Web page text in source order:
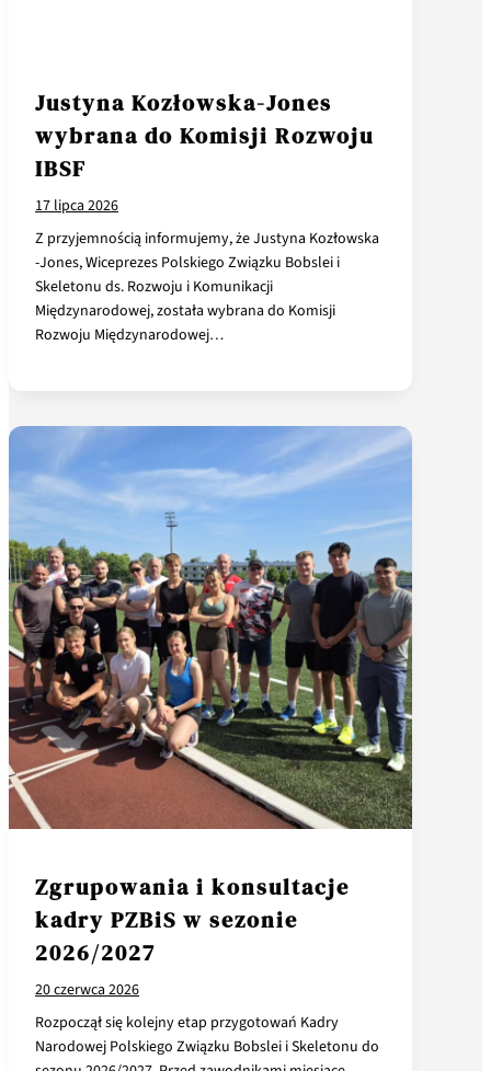
Justyna Kozłowska-Jones
wybrana do Komisji Rozwoju
IBSF
17 lipca 2026
Z przyjemnością informujemy, że Justyna Kozłowska
-Jones, Wiceprezes Polskiego Związku Bobslei i
Skeletonu ds. Rozwoju i Komunikacji
Międzynarodowej, została wybrana do Komisji
Rozwoju Międzynarodowej…
Zgrupowania i konsultacje
kadry PZBiS w sezonie
2026/2027
20 czerwca 2026
Rozpoczął się kolejny etap przygotowań Kadry
Narodowej Polskiego Związku Bobslei i Skeletonu do